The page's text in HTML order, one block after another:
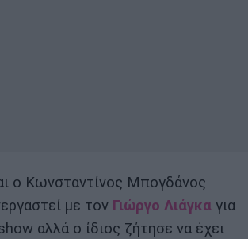
ο Κωνσταντίνος Μπογδάνος
με τον Γιώργο Λιάγκα για
αλλά ο ίδιος ζήτησε να έχει